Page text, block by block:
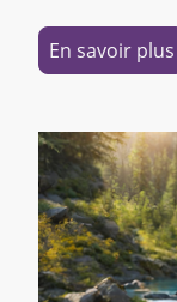
En savoir plus